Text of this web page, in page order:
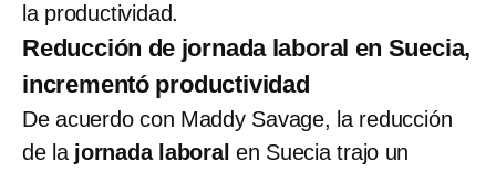
la productividad.
Reducción de jornada laboral en Suecia,
incrementó productividad
De acuerdo con Maddy Savage, la reducción
de la jornada laboral en Suecia trajo un